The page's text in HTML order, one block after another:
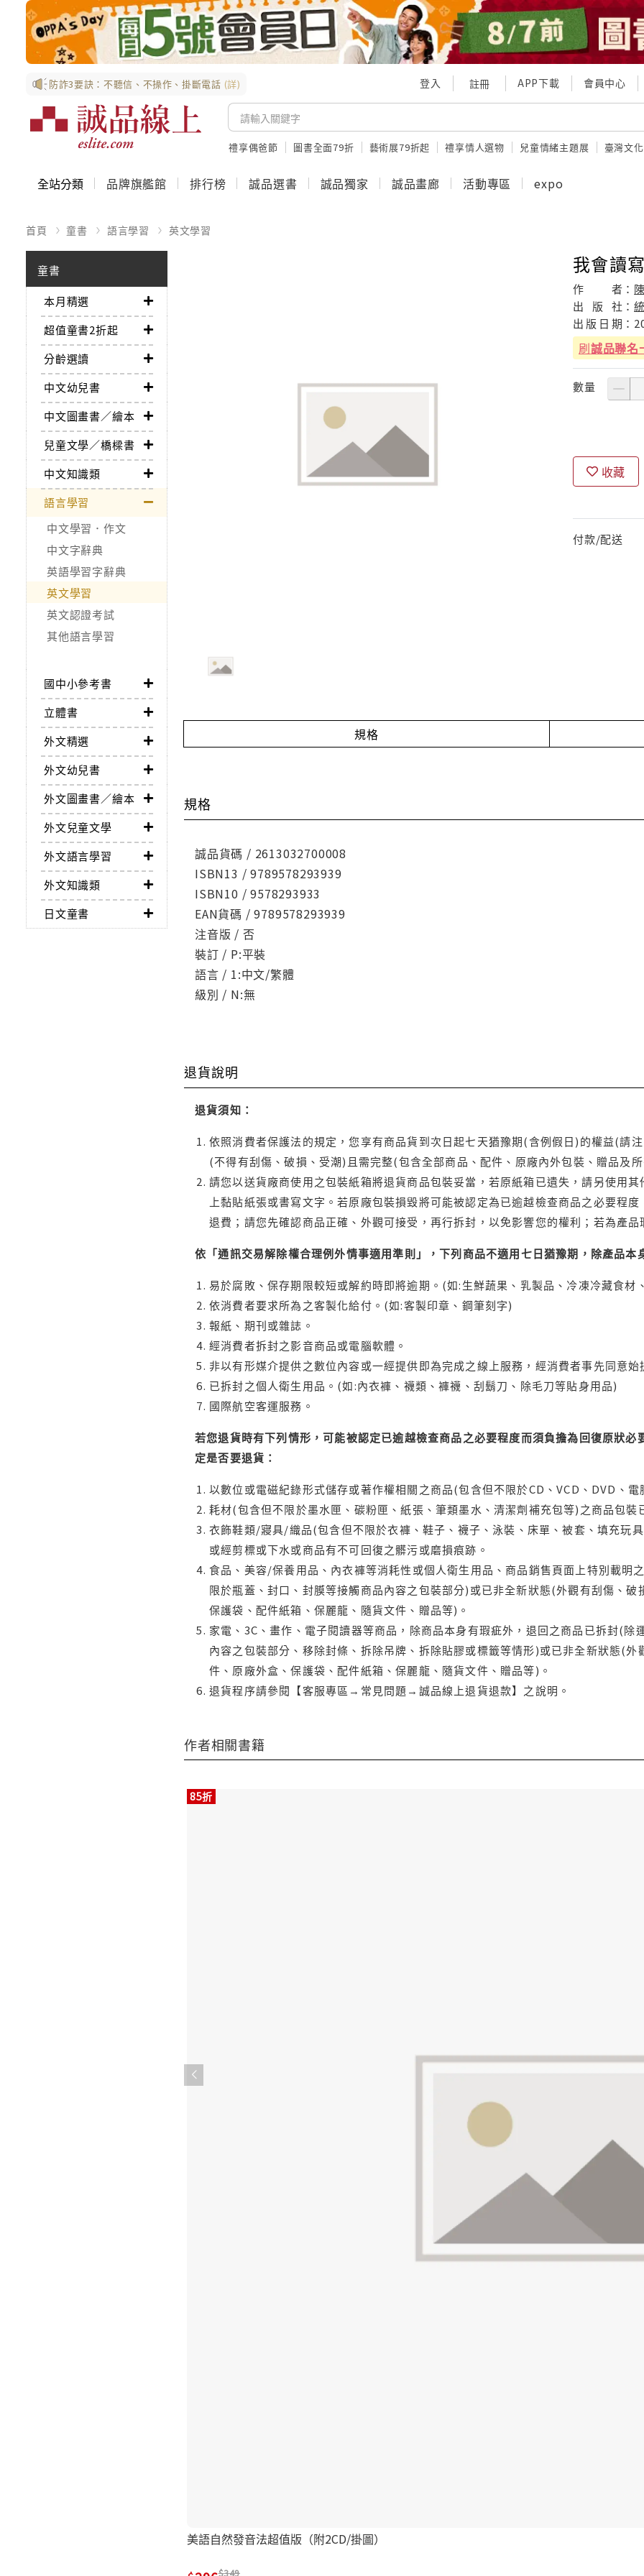
防詐3要訣：不聽信、不操作、掛斷電話 (詳) 登入 註冊 APP下載 會員中心
禮享偶爸節 圖書全面79折 藝術展79折起 禮享情人選物 兒童情緒主題展 臺灣文
全站分類 品牌旗艦館 排行榜 誠品選書 誠品獨家 誠品畫廊 活動專區 expo
首頁 童書 語言學習 英文學習
童書
本月精選
超值童書2折起
分齡選讀
中文幼兒書
中文圖畫書／繪本
兒童文學／橋樑書
中文知識類
語言學習
中文學習．作文
中文字辭典
英語學習字辭典
英文學習
英文認證考試
其他語言學習
國中小參考書
立體書
外文精選
外文幼兒書
外文圖畫書／繪本
外文兒童文學
外文語言學習
外文知識類
日文童書
我會讀
作 者：
出
版 社：
出 版 日 期：
刷誠品聯名
數量
收藏
付款/配送
規格
規格
誠品貨碼 / 2613032700008
ISBN13 / 9789578293939
ISBN10 / 9578293933
EAN貨碼 / 9789578293939
注音版 / 否
裝訂 / P:平裝
語言 / 1:中文/繁體
級別 / N:無
退貨說明
退貨須知：
依照消費者保護法的規定，您享有商品貨到次日起七天猶豫期(含例假日)的權益(請
(不得有刮傷、破損、受潮)且需完整(包含全部商品、配件、原廠內外包裝、贈品及
請您以送貨廠商使用之包裝紙箱將退貨商品包裝妥當，若原紙箱已遺失，請另使用
上黏貼紙張或書寫文字。若原廠包裝損毀將可能被認定為已逾越檢查商品之必要程
退費；請您先確認商品正確、外觀可接受，再行拆封，以免影響您的權利；若為產
依「通訊交易解除權合理例外情事適用準則」，下列商品不適用七日猶豫期，除產品本
易於腐敗、保存期限較短或解約時即將逾期。(如:生鮮蔬果、乳製品、冷凍冷藏食材
依消費者要求所為之客製化給付。(如:客製印章、鋼筆刻字)
報紙、期刊或雜誌。
經消費者拆封之影音商品或電腦軟體。
非以有形媒介提供之數位內容或一經提供即為完成之線上服務，經消費者事先同意
已拆封之個人衛生用品。(如:內衣褲、襪類、褲襪、刮鬍刀、除毛刀等貼身用品)
國際航空客運服務。
若您退貨時有下列情形，可能被認定已逾越檢查商品之必要程度而須負擔為回復原狀
定是否要退貨：
以數位或電磁紀錄形式儲存或著作權相關之商品(包含但不限於CD、VCD、DVD、
耗材(包含但不限於墨水匣、碳粉匣、紙張、筆類墨水、清潔劑補充包等)之商品包
衣飾鞋類/寢具/織品(包含但不限於衣褲、鞋子、襪子、泳裝、床單、被套、填充玩
或經剪標或下水或商品有不可回復之髒污或磨損痕跡。
食品、美容/保養用品、內衣褲等消耗性或個人衛生用品、商品銷售頁面上特別載明
限於瓶蓋、封口、封膜等接觸商品內容之包裝部分)或已非全新狀態(外觀有刮傷、
保護袋、配件紙箱、保麗龍、隨貨文件、贈品等)。
家電、3C、畫作、電子閱讀器等商品，除商品本身有瑕疵外，退回之商品已拆封(
內容之包裝部分、移除封條、拆除吊牌、拆除貼膠或標籤等情形)或已非全新狀態(
件、原廠外盒、保護袋、配件紙箱、保麗龍、隨貨文件、贈品等)。
退貨程序請參閱【客服專區→常見問題→誠品線上退貨退款】之說明。
作者相關書籍
85折
美語自然發音法超值版（附2CD/掛圖）
349